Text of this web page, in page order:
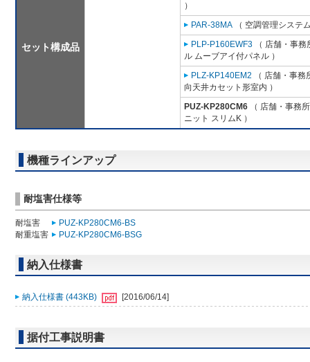
セット構成品
）
PAR-38MA （ 空調管理システ
PLP-P160EWF3 （ 店舗・事
ル ムーブアイ付パネル ）
PLZ-KP140EM2 （ 店舗・事
向天井カセット形室内 ）
PUZ-KP280CM6 （ 店舗・事務
ニット スリムK ）
機種ラインアップ
耐塩害仕様等
耐塩害
PUZ-KP280CM6-BS
耐重塩害
PUZ-KP280CM6-BSG
納入仕様書
納入仕様書 (443KB) [2016/06/14]
据付工事説明書